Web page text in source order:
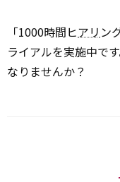
「1000時間ヒアリ ン
ライアルを実施中で
なりませんか？